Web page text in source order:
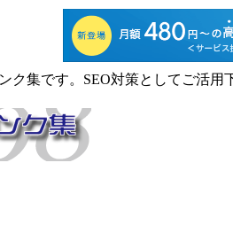
ク集です。SEO対策としてご活用